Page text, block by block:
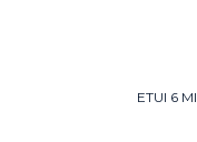
ETUI 6